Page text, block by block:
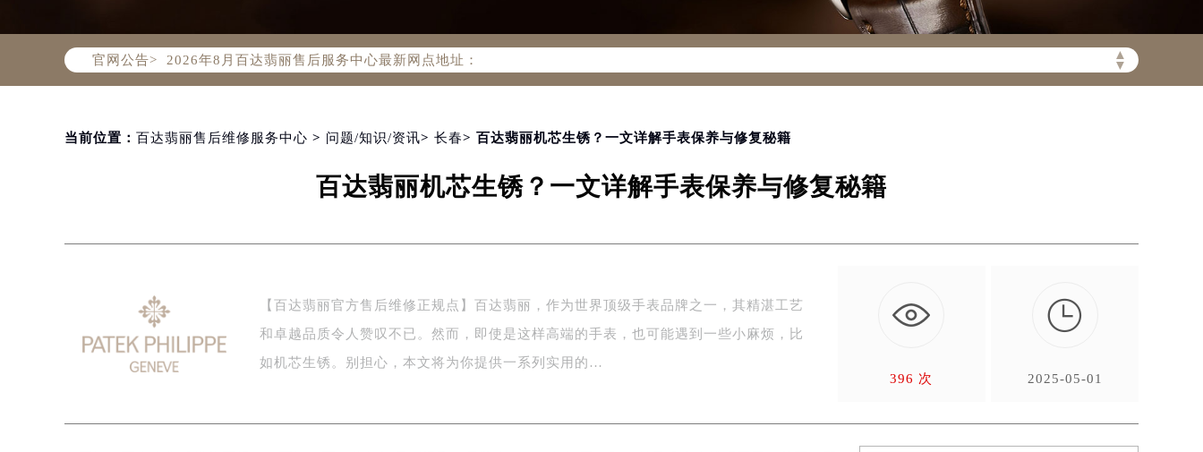
官网公告> ▲
▼
百达翡丽官方全国统一服务热线400-805-0910，服务覆盖中国大陆、香港、澳门、台湾全部区域（非大陆需加拨“+86”）
2026年8月百达翡丽售后服务中心最新网点地址：
北京市朝阳区建国门外大街甲6号华熙国际中心写字楼D座11层1102室（北京总部）（需提前预约）
天津市和平区赤峰道136号天津国际金融中心写字楼26层2603室（需提前预约）
上海市黄浦区南京东路299号宏伊国际广场写字楼8层806室（需提前预约）
盐城市盐都区世纪大道5号盐城金融城写字楼1号楼16层1604室（需提前预约）
泰州市海陵区永定东路399号置地商务中心东塔写字楼（华润万象城）17层1706室（需提前预约）
宁波市江北区大闸南路500号来福士广场办公楼20层2009室（需提前预约）
当前位置： 百达翡丽售后维修服务中心 > 问题/知识/资讯> 长春> 百达翡丽机芯生锈？一文详解手表保养与修复秘籍
百达翡丽机芯生锈？一文详解手表保养与修复秘籍
【百达翡丽官方售后维修正规点】百达翡丽，作为世界顶级手表品牌之一，其精湛工艺
和卓越品质令人赞叹不已。然而，即使是这样高端的手表，也可能遇到一些小麻烦，比
如机芯生锈。别担心，本文将为你提供一系列实用的…
396 次

2025-05-01